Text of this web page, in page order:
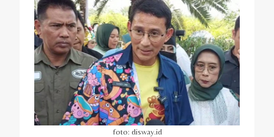
foto: disway.id